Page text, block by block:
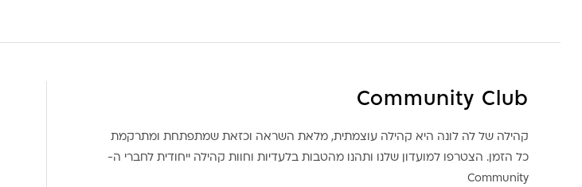
Community Club
קהילה של לה לונה היא קהילה עוצמתית, מלאת השראה וכזאת שמתפתחת ומתרקמת
כל הזמן. הצטרפו למועדון שלנו ותהנו מהטבות בלעדיות וחוות קהילה ייחודית לחברי ה-
Community